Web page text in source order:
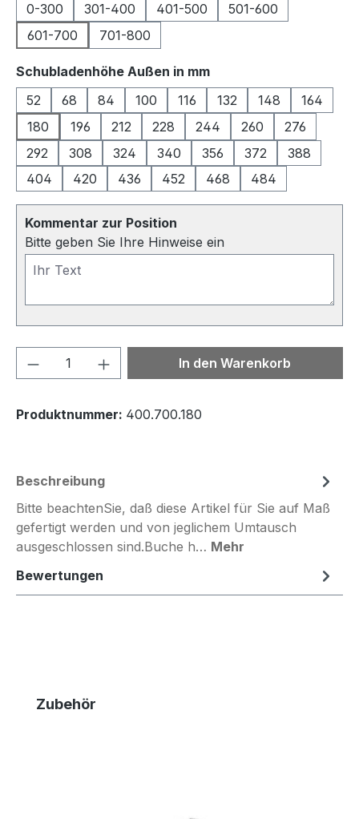
0-300
301-400 401-500
501-600
601-700
701-800
Schubladenhöhe Außen in mmauswählen
52
68 84 100 116 132 148
164
180
196 212 228 244 260
276
292
308 324 340 356 372
388
404
420 436 452 468 484
Kommentar zur Position
Bitte geben Sie Ihre Hinweise ein
Produkt Anzahl: Gib denIn den Warenkorb
Produktnummer: 400.700.180
Beschreibung
Bitte beachtenSie, daß diese Artikel für Sie auf Maß
gefertigt werden und von jeglichem Umtausch
ausgeschlossen sind.Buche h… Mehr
Bewertungen
Produktgalerie überspringen
Zubehör